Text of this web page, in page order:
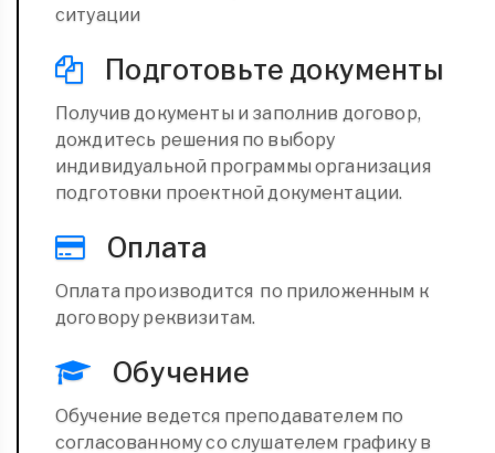
ситуации
Подготовьте документы
Получив документы и заполнив договор,
дождитесь решения по выбору
индивидуальной программы организация
подготовки проектной документации.
Оплата
Оплата производится по приложенным к
договору реквизитам.
Обучение
Обучение ведется преподавателем по
согласованному со слушателем графику в